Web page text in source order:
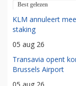
Best gelezen
KLM annuleert
staking
05 aug 26
Transavia opent
Brussels Airport